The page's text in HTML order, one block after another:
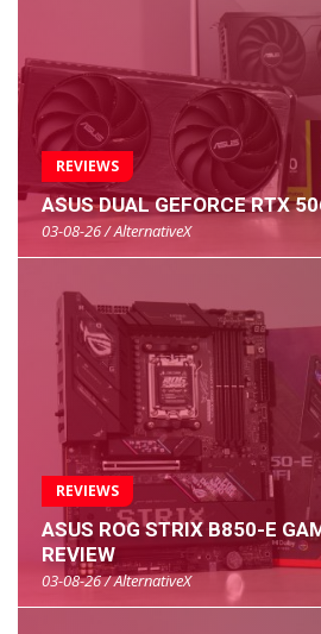
REVIEWS
ASUS DUAL GEFORCE RTX
03-08-26 / AlternativeX
REVIEWS
ASUS ROG STRIX B850-E
REVIEW
03-08-26 / AlternativeX